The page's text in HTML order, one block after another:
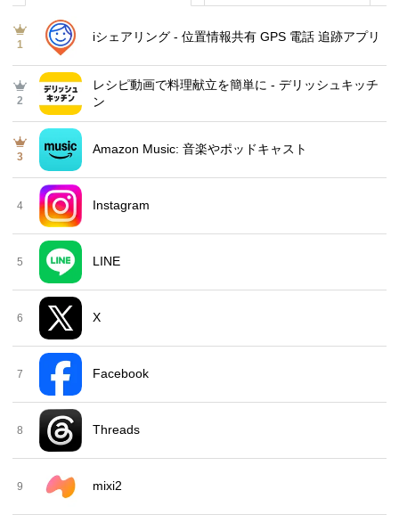
1
iシェアリング - 位置情報共有 GPS 電話 追跡アプリ
2
レシピ動画で料理献立を簡単‪に - デリッシュキッチ
ン
3
Amazon Music: 音楽やポッドキャスト
4 Instagram
5 LINE
6 X
7 Facebook
8 Threads
9 mixi2